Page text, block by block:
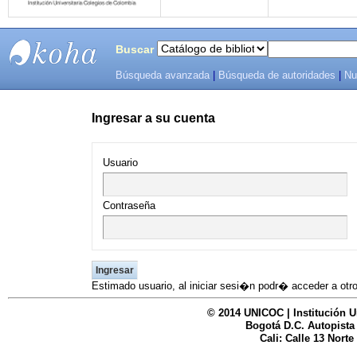
BIBLIOTECAS
Buscar
Búsqueda avanzada Búsqueda de autoridades
Ingresar a su cuenta
Usuario
Contraseña
Estimado usuario, al iniciar sesi�n podr� acceder a
© 2014 UNICOC | Institución
Bogotá D.C. Autopista
Cali: Calle 13 Norte